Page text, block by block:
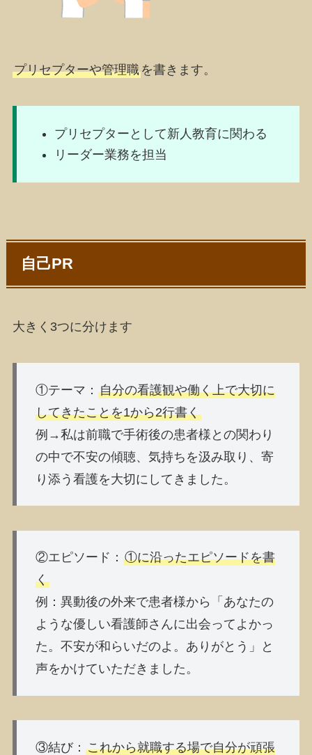
プリセプターや管理職を書きます。
プリセプターとして新人教育に関わる
リーダー業務を担当
自己PR
大きく3つに分けます
①テーマ ： 自分の看護観や働く上で大切に
してきたことを1から2行書く
例 →私は前職で手術後の患者様との関わり
の中で不安の傾聴、気持ちを汲み取り、寄
り添う看護を大切にしてきました。
②エピソード ： ①に沿ったエピソードを書
く
例 ：異動後の外来で患者様から「あなたの
ような優しい看護師さんに出会ってよかっ
た。不安が和らいだのよ。ありがとう」と
声をかけていただきました。
③結び： これから就職する場で自分が頑張